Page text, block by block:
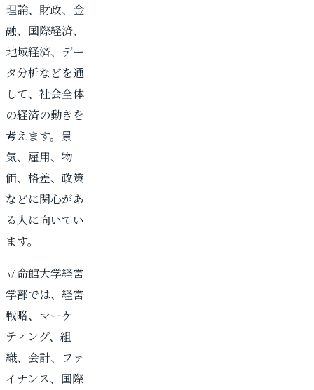
理論、財政、金
融、国際経済、
地域経済、デー
タ分析などを通
して、社会全体
の経済の動きを
考えます。景
気、雇用、物
価、格差、政策
などに関心があ
る人に向いてい
ます。
立命館大学経営
学部では、経営
戦略、マーケ
ティング、組
織、会計、ファ
イナンス、国際